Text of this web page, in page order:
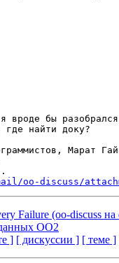
бы
где найти доку?
Марат
discuss/
Failure (oo-discuss
ОО2
] [ дискуссии ] [ теме ]